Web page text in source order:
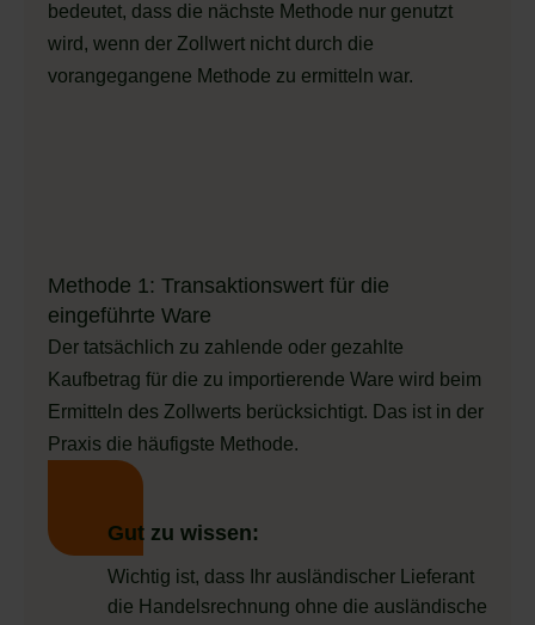
bedeutet, dass die nächste Methode nur genutzt
wird, wenn der Zollwert nicht durch die
vorangegangene Methode zu ermitteln war.
Methode 1: Transaktionswert für die
eingeführte Ware
Der tatsächlich zu zahlende oder gezahlte
Kaufbetrag für die zu importierende Ware wird beim
Ermitteln des Zollwerts berücksichtigt. Das ist in der
Praxis die häufigste Methode.
Gut zu wissen:
Wichtig ist, dass Ihr ausländischer Lieferant
die Handelsrechnung ohne die ausländische